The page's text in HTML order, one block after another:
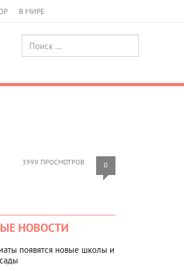
В МИРЕ
3999 ПРОСМОТРОВ 0
НОВОСТИ
появятся новые школы и